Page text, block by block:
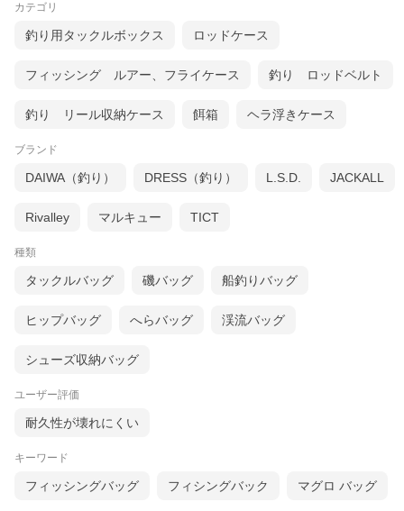
カテゴリ
釣り用タックルボックス ロッドケース
フィッシング ルアー、フライケース 釣り ロッドベルト
釣り リール収納ケース 餌箱 ヘラ浮きケース
ブランド
DAIWA（釣り） DRESS（釣り） L.S.D. JACKALL
Rivalley マルキュー TICT
種類
タックルバッグ 磯バッグ 船釣りバッグ
ヒップバッグ へらバッグ 渓流バッグ
シューズ収納バッグ
ユーザー評価
耐久性が壊れにくい
キーワード
フィッシングバッグ フィシングバック マグロ バッグ